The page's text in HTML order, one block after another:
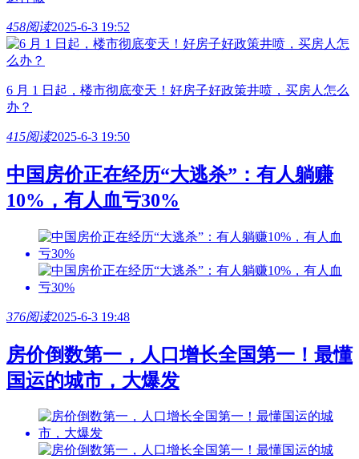
458阅读2025-6-3 19:52
6 月 1 日起，楼市彻底变天！好房子好政策井喷，买房人怎么
办？
415阅读2025-6-3 19:50
中国房价正在经历“大逃杀”：有人躺赚
10%，有人血亏30%
376阅读2025-6-3 19:48
房价倒数第一，人口增长全国第一！最懂
国运的城市，大爆发